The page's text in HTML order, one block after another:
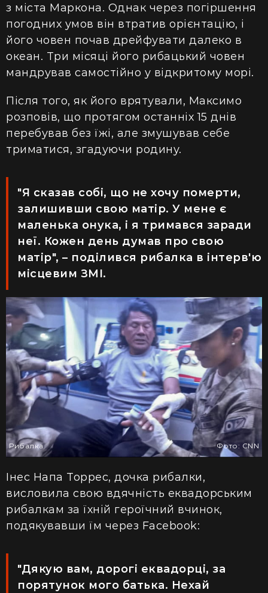
з міста Маркона. Однак через погіршення
погодних умов він втратив орієнтацію, і
його човен почав дрейфувати далеко в
океан. Три місяці його рибацький човен
мандрував самостійно у відкритому морі.
Після того, як його врятували, Максимо
розповів, що протягом останніх 15 днів
перебував без їжі, але змушував себе
триматися, згадуючи родину.
"Я сказав собі, що не хочу померти,
залишивши свою матір. У мене є
маленька онука, і я тримався заради
неї. Кожен день думав про свою
матір", – поділився рибалка в інтерв'ю
місцевим ЗМІ.
Рибалка Фото: CNN
Інес Напа Торрес, дочка рибалки,
висловила свою вдячність еквадорським
рибалкам за їхній героїчний вчинок,
подякувавши їм через Facebook:
"Дякую вам, дорогі еквадорці, за
порятунок мого батька. Нехай